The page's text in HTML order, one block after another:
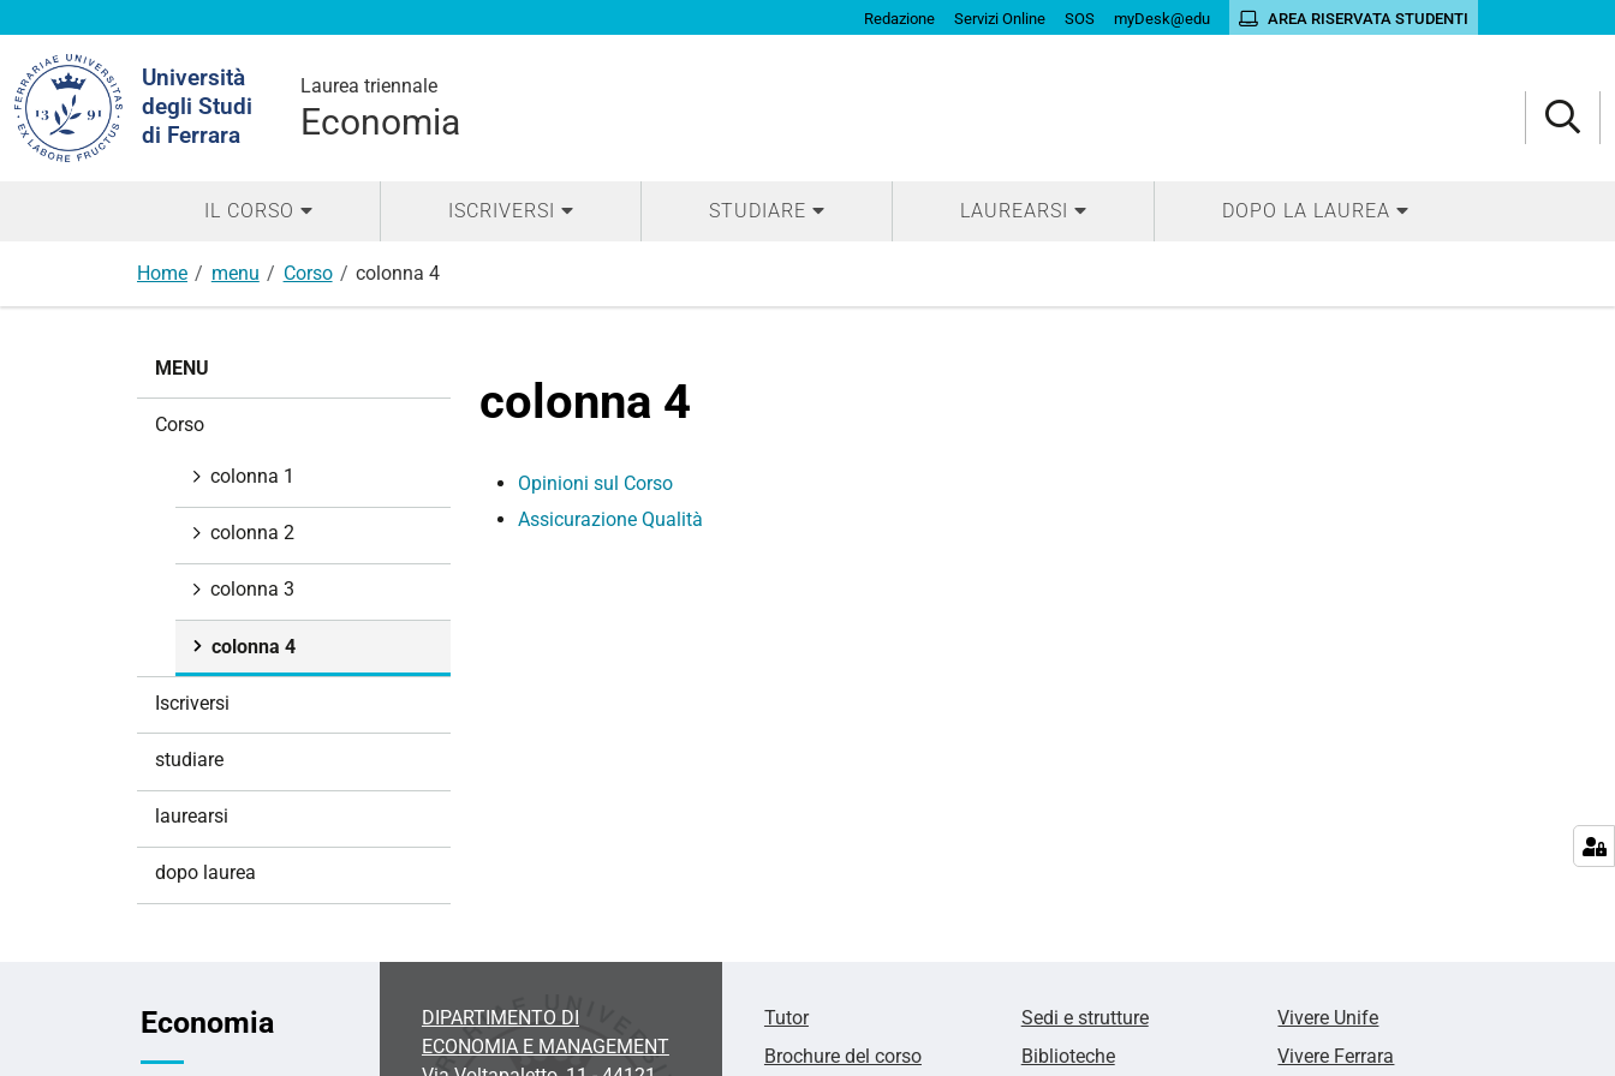
Redazione Servizi Online SOS myDesk@edu AREA RISERVATA STUDENTI
Università
degli Studi
di Ferrara
Laurea triennale
Economia
nel
sito
IL CORSO ISCRIVERSI STUDIARE LAUREARSI DOPO LA LAUREA
Home menu Corso colonna 4
colonna 4
Opinioni sul Corso
Assicurazione Qualità
MENU
Corso
colonna 1
colonna 2
colonna 3
colonna 4
Iscriversi
studiare
laurearsi
dopo laurea
Economia
DIPARTIMENTO DI
ECONOMIA E MANAGEMENT
Tutor
Brochure del corso
Sedi e strutture
Biblioteche
Vivere Unife
Vivere Ferrara